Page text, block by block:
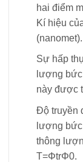
hai điểm
Kí hiệu
(nanomet).
Sự hấp
lượng
này được
Độ truyền
lượng
thông
T=ΦtrΦ0.